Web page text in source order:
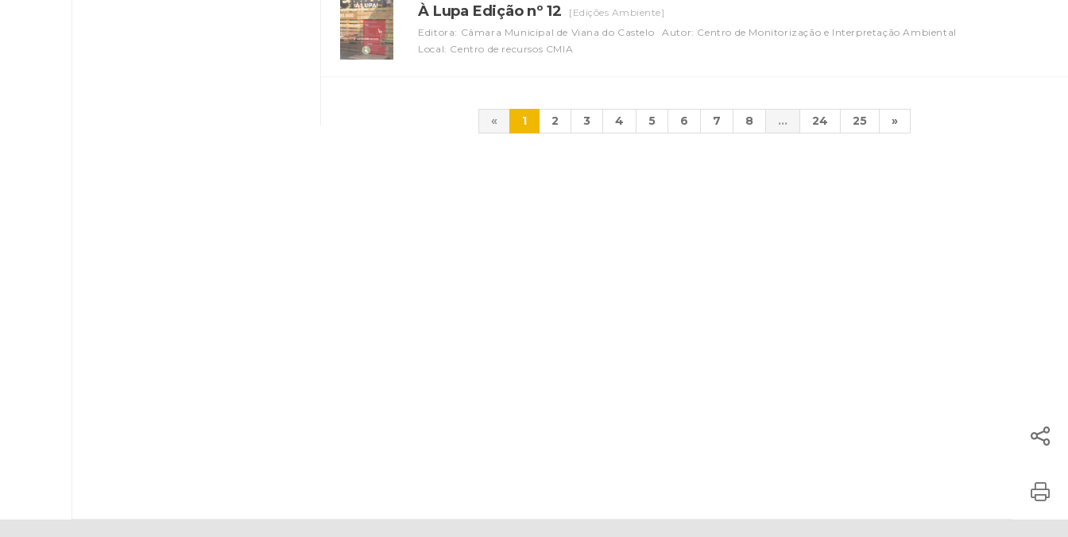
À Lupa Edição nº 12
[Edições Ambiente]
Editora: Câmara Municipal de Viana do Castelo
Autor: Centro de Monitorização e Interpretação Ambiental
Local: Centro de recursos CMIA
« 1 2 3 4 5 6 7 8 ... 24 25 »